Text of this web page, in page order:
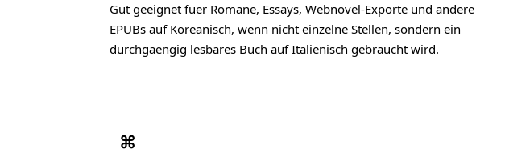
Gut geeignet fuer Romane, Essays, Webnovel-Exporte und andere
EPUBs auf Koreanisch, wenn nicht einzelne Stellen, sondern ein
durchgaengig lesbares Buch auf Italienisch gebraucht wird.
⌘